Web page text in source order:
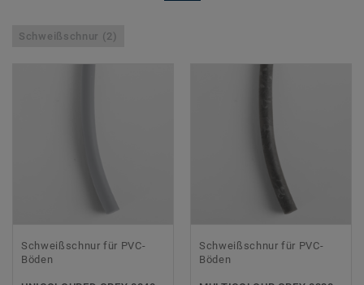
Schweißschnur (2)
Schweißschnur für PVC-
Böden
Schweißschnur für PVC-
Böden